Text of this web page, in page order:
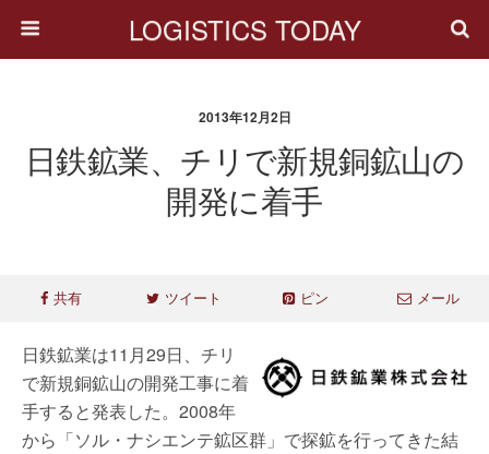
LOGISTICS TODAY
2013年12月2日
日鉄鉱業、チリで新規銅鉱山の
開発に着手
共有 ツイート ピン メール
日鉄鉱業は11月29日、チリ
で新規銅鉱山の開発工事に着
手すると発表した。2008年
から「ソル・ナシエンテ鉱区群」で探鉱を行ってきた結